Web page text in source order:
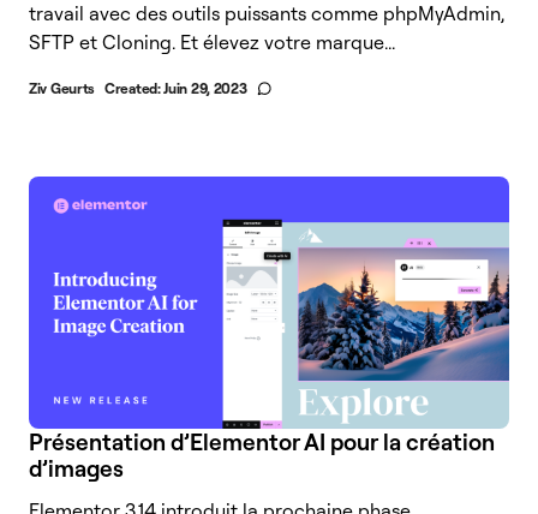
travail avec des outils puissants comme phpMyAdmin,
SFTP et Cloning. Et élevez votre marque...
Ziv Geurts Created:Juin 29, 2023
Présentation d’Elementor AI pour la création
d’images